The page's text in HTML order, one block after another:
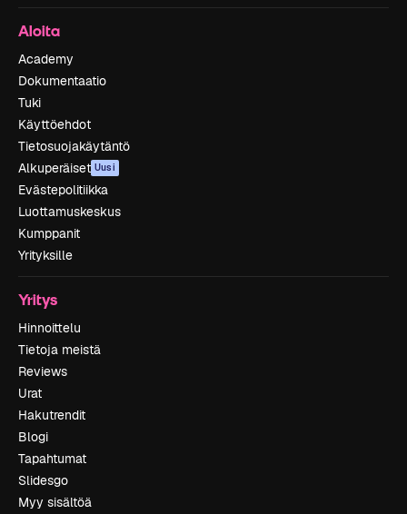
Aloita
Academy
Dokumentaatio
Tuki
Käyttöehdot
Tietosuojakäytäntö
Alkuperäiset Uusi
Evästepolitiikka
Luottamuskeskus
Kumppanit
Yrityksille
Yritys
Hinnoittelu
Tietoja meistä
Reviews
Urat
Hakutrendit
Blogi
Tapahtumat
Slidesgo
Myy sisältöä